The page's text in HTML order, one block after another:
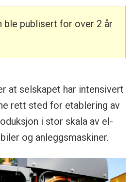
ble publisert for over 2 år
at selskapet har intensivert
rett sted for etablering av
i stor skala av el-
og anleggsmaskiner.